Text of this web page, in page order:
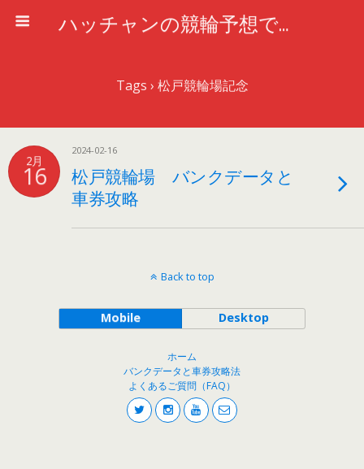
ハッチャンの競輪予想で車券攻略
Tags › 松戸競輪場記念
2月
16
2024-02-16
松戸競輪場 バンクデータと
車券攻略
Back to top
Mobile Desktop
ホーム
バンクデータと車券攻略法
よくあるご質問（FAQ）